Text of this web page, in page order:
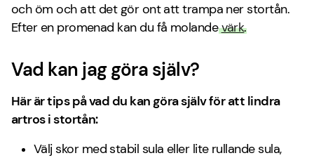
och öm och att det gör ont att trampa ner stortån.
Efter en promenad kan du få molandevärk.
Vad kan jag göra själv?
Här är tips på vad du kan göra själv för att lindra
artros i stortån:
Välj skor med stabil sula eller lite rullande sula,